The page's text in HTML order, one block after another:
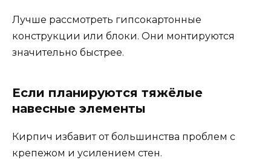
Лучше рассмотреть гипсокартонные
конструкции или блоки. Они монтируются
значительно быстрее.
Если планируются тяжёлые
навесные элементы
Кирпич избавит от большинства проблем с
крепежом и усилением стен.